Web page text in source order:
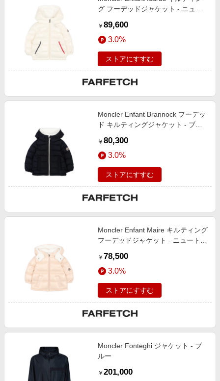
グ フーデッドジャケット - ニュー
￥ 89,600
3.0%
ストアにすすむ
Moncler Enfant Brannock フーデッ
ド キルティングジャケット - ブル
￥ 80,300
3.0%
ストアにすすむ
Moncler Enfant Maire キルティング
フーデッドジャケット - ニュートラ
￥ 78,500
3.0%
ストアにすすむ
Moncler Fonteghi ジャケット - ブ
ルー
￥ 201,000